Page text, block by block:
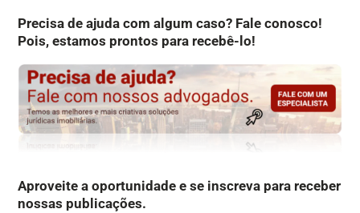
Precisa de ajuda com algum caso? Fale conosco!
Pois, estamos prontos para recebê-lo!
Aproveite a oportunidade e se inscreva para receber
nossas publicações.